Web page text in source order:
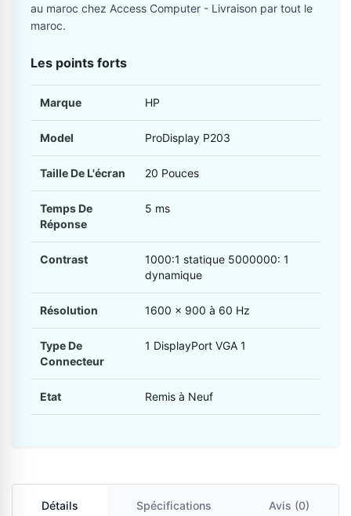
au maroc chez Access Computer - Livraison par tout le
maroc.
Les points forts
Marque HP
Model ProDisplay P203
Taille De L'écran 20 Pouces
Temps De
Réponse
5 ms
Contrast
1000:1 statique 5000000: 1
dynamique
Résolution 1600 x 900 à 60 Hz
Type De
Connecteur
1 DisplayPort VGA 1
Etat Remis à Neuf
Détails Spécifications Avis (0)